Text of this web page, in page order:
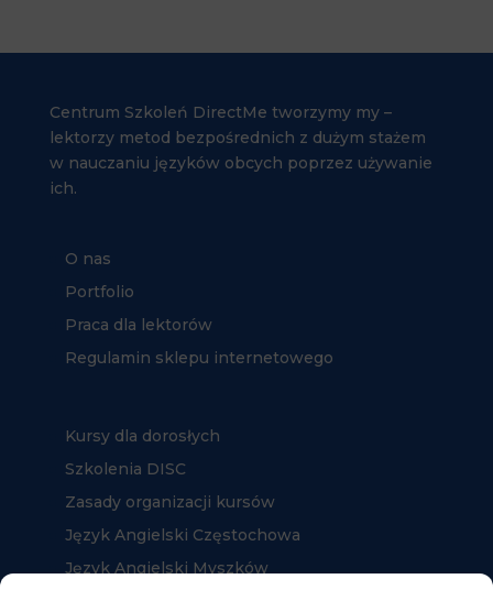
Centrum Szkoleń DirectMe tworzymy my –
lektorzy metod bezpośrednich z dużym stażem
w nauczaniu języków obcych poprzez używanie
ich.
O nas
Portfolio
Praca dla lektorów
Regulamin sklepu internetowego
Kursy dla dorosłych
Szkolenia DISC
Zasady organizacji kursów
Język Angielski Częstochowa
Język Angielski Myszków